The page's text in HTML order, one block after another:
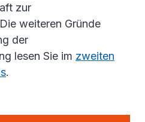
zur
weiteren Gründe
der
lesen Sie im zweiten
.